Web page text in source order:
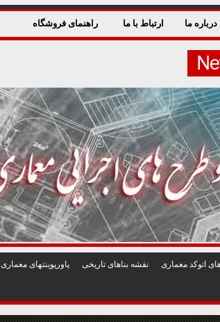
درباره ما ارتباط با ما راهنمای فروشگاه
اتوکد معماری نقشه بناهای تاريخی پاورپوينتهای معماری